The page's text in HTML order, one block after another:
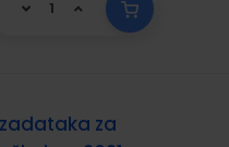
zadataka za